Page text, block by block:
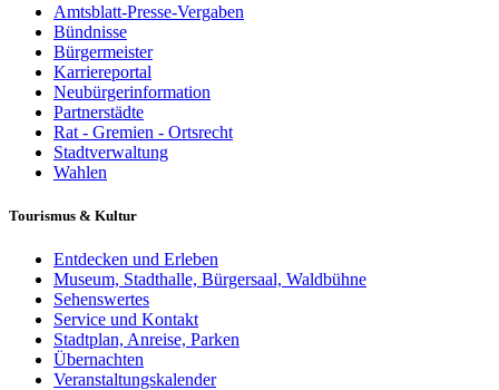
Amtsblatt-Presse-Vergaben
Bündnisse
Bürgermeister
Karriereportal
Neubürgerinformation
Partnerstädte
Rat - Gremien - Ortsrecht
Stadtverwaltung
Wahlen
Tourismus & Kultur
Entdecken und Erleben
Museum, Stadthalle, Bürgersaal, Waldbühne
Sehenswertes
Service und Kontakt
Stadtplan, Anreise, Parken
Übernachten
Veranstaltungskalender